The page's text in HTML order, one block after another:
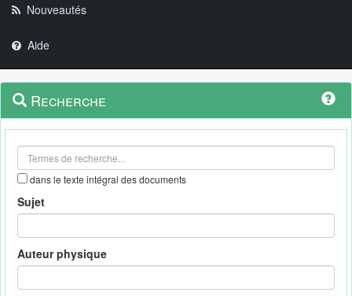
Nouveautés
Aide
Navigation
outils
Menu
contextuel
Recherche
dans le texte intégral des documents
Sujet
Auteur physique